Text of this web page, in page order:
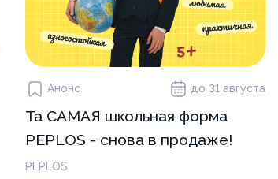
Анонс до 31 августа
Та САМАЯ школьная форма
PEPLOS - снова в продаже!
PEPLOS